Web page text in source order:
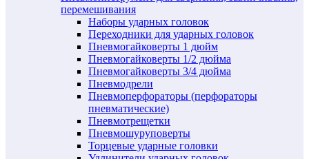
перемешивания
Наборы ударных головок
Переходники для ударных головок
Пневмогайковерты 1 дюйм
Пневмогайковерты 1/2 дюйма
Пневмогайковерты 3/4 дюйма
Пневмодрели
Пневмоперфораторы (перфораторы
пневматические)
Пневмотрещетки
Пневмошуруповерты
Торцевые ударные головки